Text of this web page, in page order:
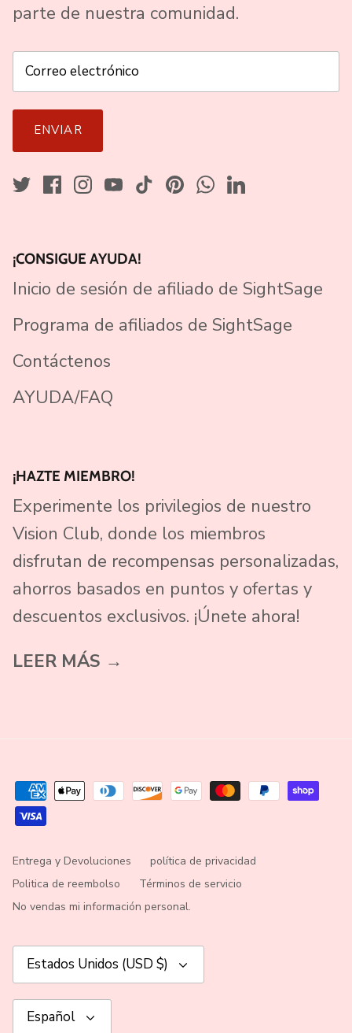
parte de nuestra comunidad.
ENVIAR
¡CONSIGUE AYUDA!
Inicio de sesión de afiliado de SightSage
Programa de afiliados de SightSage
Contáctenos
AYUDA/FAQ
¡HAZTE MIEMBRO!
Experimente los privilegios de nuestro
Vision Club, donde los miembros
disfrutan de recompensas personalizadas,
ahorros basados ​​en puntos y ofertas y
descuentos exclusivos. ¡Únete ahora!
LEER MÁS →
Entrega y Devoluciones
política de privacidad
Politica de reembolso
Términos de servicio
No vendas mi información personal.
Moneda
Estados Unidos (USD $)
Idioma
Español